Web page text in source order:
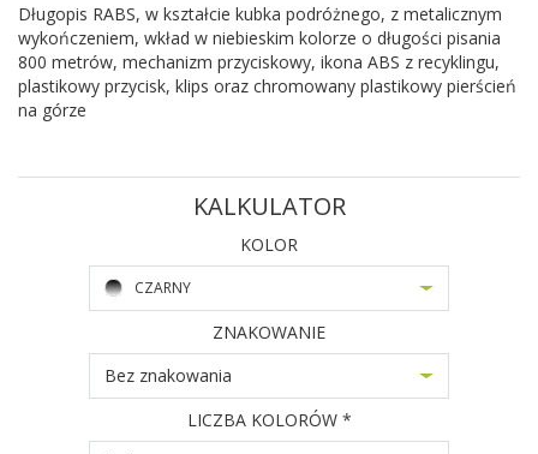
Długopis RABS, w kształcie kubka podróżnego, z metalicznym
wykończeniem, wkład w niebieskim kolorze o długości pisania
800 metrów, mechanizm przyciskowy, ikona ABS z recyklingu,
plastikowy przycisk, klips oraz chromowany plastikowy pierścień
na górze
KALKULATOR
KOLOR
CZARNY
ZNAKOWANIE
Bez znakowania
LICZBA KOLORÓW *